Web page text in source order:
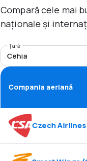
Compară cele mai
naționale și
Țară
Cehia
Compania aeriană
Czech Airlines